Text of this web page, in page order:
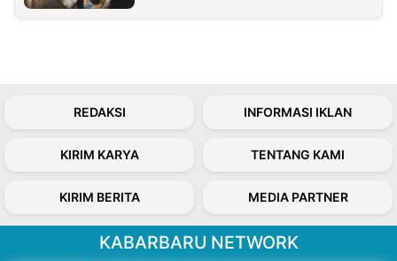
REDAKSI INFORMASI IKLAN
KIRIM KARYA TENTANG KAMI
KIRIM BERITA MEDIA PARTNER
KABARBARU NETWORK